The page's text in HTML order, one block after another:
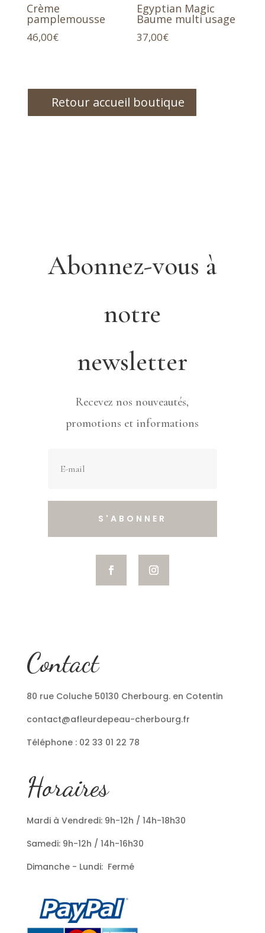
Crème
pamplemousse
46,00€
Egyptian Magic
Baume multi usage
37,00€
Retour accueil boutique
Abonnez-vous à
notre
newsletter
Recevez nos nouveautés,
promotions et informations
S'ABONNER
Contact
80 rue Coluche 50130 Cherbourg. en Cotentin
contact@afleurdepeau-cherbourg.fr
Téléphone : 02 33 01 22 78
Horaires
Mardi à Vendredi: 9h-12h / 14h-18h30
Samedi: 9h-12h / 14h-16h30
Dimanche - Lundi: Fermé